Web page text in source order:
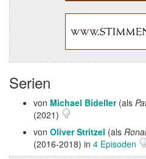
Serien
von Michael Bideller(als
(2021)
von Oliver Stritzel (als
(2016-2018) in 4 Episoden